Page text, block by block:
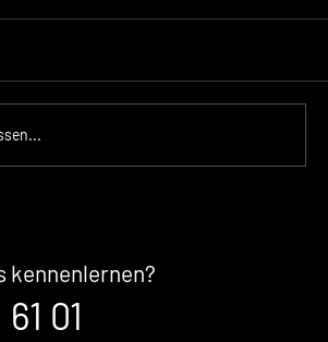
überhaupt im
ist
kennenlernen?
01